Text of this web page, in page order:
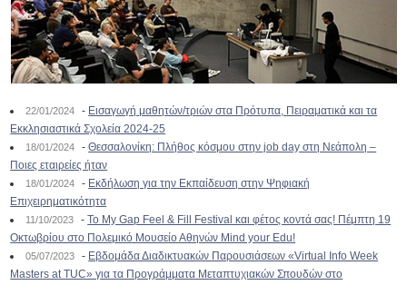
22/01/2024 - Εισαγωγή μαθητών/τριών στα Πρότυπα, Πειραματικά και τα
Εκκλησιαστικά Σχολεία 2024-25
18/01/2024 -Θεσσαλονίκη: Πλήθος κόσμου στην job day στη Νεάπολη –
Ποιες εταιρείες ήταν
18/01/2024 - Εκδήλωση για την Εκπαίδευση στην Ψηφιακή
Επιχειρηματικότητα
11/10/2023 -To My Gap Feel & Fill Festival και φέτος κοντά σας! Πέμπτη 19
Οκτωβρίου στο Πολεμικό Μουσείο Αθηνών Mind your Edu!
05/07/2023 - Εβδομάδα Διαδικτυακών Παρουσιάσεων «Virtual Info Week
Masters at TUC» για τα Προγράμματα Μεταπτυχιακών Σπουδών στο